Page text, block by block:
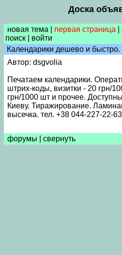
Доска
новая тема первая страница
поиск
войти
Календарики дешево и быстро.
Автор: dsgvolia
Печатаем календарики.
штрих-коды, визитки - 20 грн/
грн/1000 шт и прочее.
Киеву. Тиражирование.
высечка. тел. +38 044-227-22-63
форумы свернуть